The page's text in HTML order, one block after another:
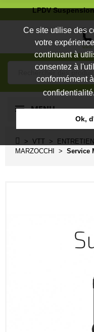
Ce site utilise des
votre
continuant à
consentez à
conformément
Ok,
LPDV
MENU
VTT ENTRETIEN
MARZOCCHI
Service